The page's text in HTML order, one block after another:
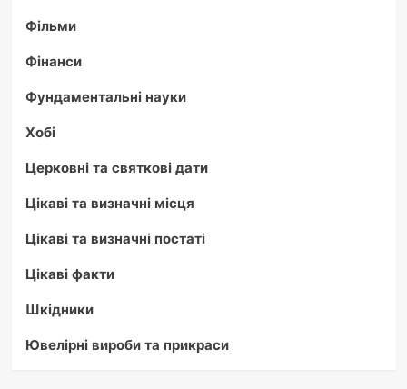
Фільми
Фінанси
Фундаментальні науки
Хобі
Церковні та святкові дати
Цікаві та визначні місця
Цікаві та визначні постаті
Цікаві факти
Шкідники
Ювелірні вироби та прикраси